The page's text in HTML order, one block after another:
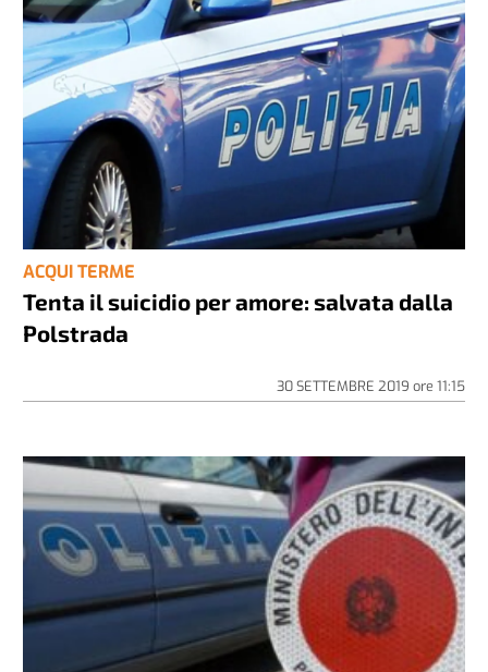
ACQUI TERME
Tenta il suicidio per amore: salvata dalla
Polstrada
30 SETTEMBRE 2019 ore 11:15